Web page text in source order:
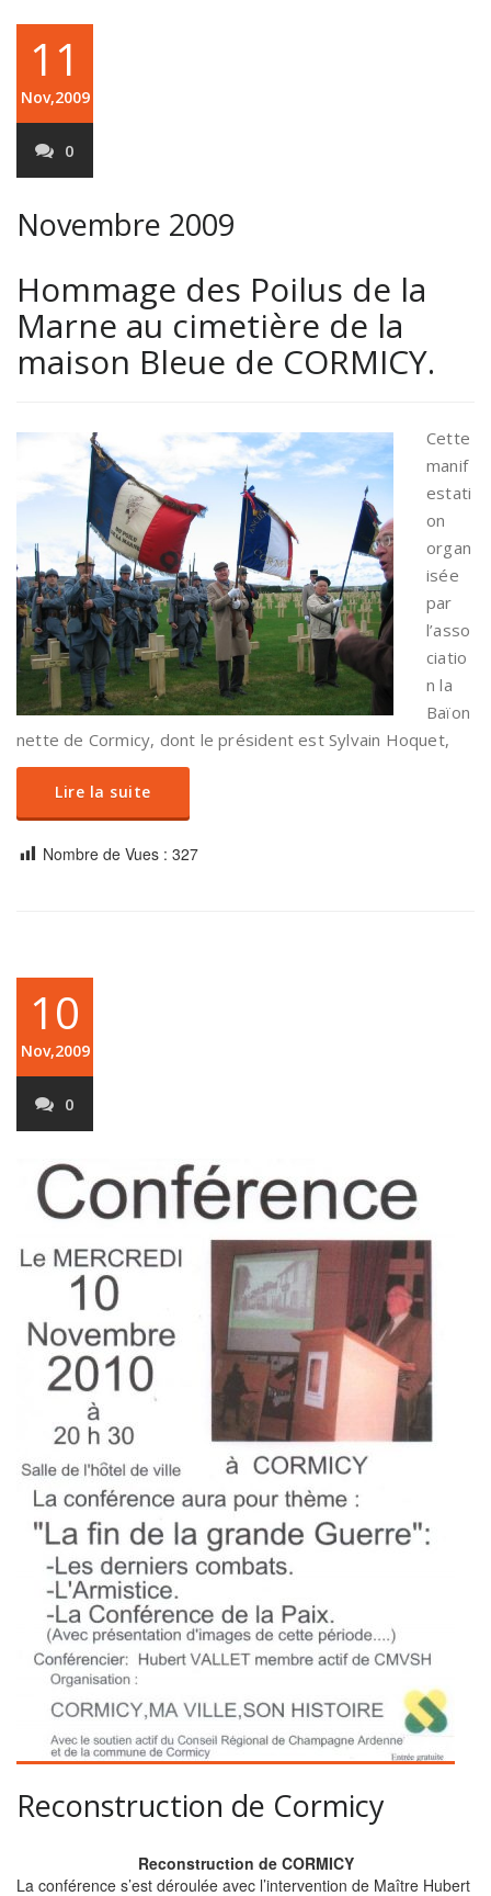
11
Nov,2009
0
Novembre 2009
Hommage des Poilus de la
Marne au cimetière de la
maison Bleue de CORMICY.
Cette
manif
estati
on
organ
isée
par
l’asso
ciatio
n la
Baïon
nette de Cormicy, dont le président est Sylvain Hoquet,
Lire la suite
Nombre de Vues : 327
10
Nov,2009
0
Reconstruction de Cormicy
Reconstruction de CORMICY
La conférence s’est déroulée avec l’intervention de Maître Hubert